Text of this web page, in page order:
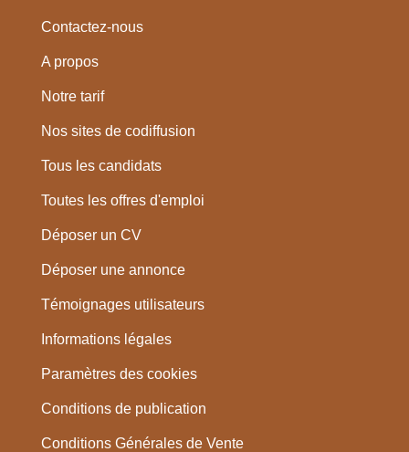
Contactez-nous
A propos
Notre tarif
Nos sites de codiffusion
Tous les candidats
Toutes les offres d'emploi
Déposer un CV
Déposer une annonce
Témoignages utilisateurs
Informations légales
Paramètres des cookies
Conditions de publication
Conditions Générales de Vente